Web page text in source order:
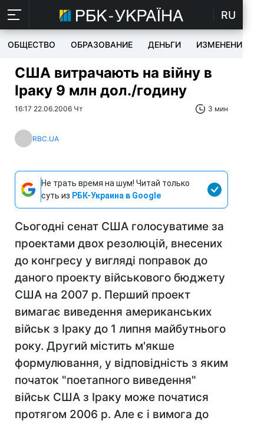
RU
ОБЩЕСТВО ОБРАЗОВАНИЕ ДЕНЬГИ ИЗМЕНЕНИЯ
США витрачають на війну в
Іраку 9 млн дол./годину
16:17 22.06.2006 Чт 3 мин
RBC.UA
Не трать время на шум! Читай только
суть из РБК-Украина в Google
Сьогодні сенат США голосуватиме за
проектами двох резолюцій, внесених
до конгресу у вигляді поправок до
даного проекту військового бюджету
США на 2007 р. Перший проект
вимагає виведення американських
військ з Іраку до 1 липня майбутнього
року. Другий містить м'якше
формулювання, у відповідність з яким
початок "поетапного виведення"
військ США з Іраку може початися
протягом 2006 р. Але є і вимога до